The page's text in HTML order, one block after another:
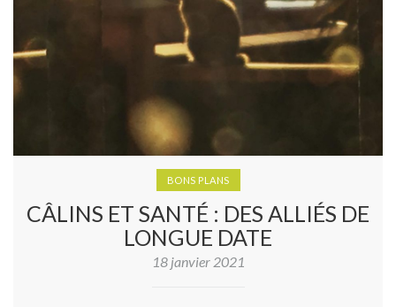
BONS PLANS
CÂLINS ET SANTÉ : DES ALLIÉS DE
LONGUE DATE
18 janvier 2021